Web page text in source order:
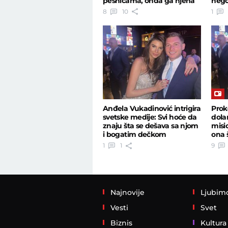
majka dokrajčila!
8 10 1
Anđela Vukadinović intrigira
svetske medije: Svi hoće da
znaju šta se dešava sa njom
i bogatim dečkom
kockarom
1 1
ona
9
Najnovije
Vesti
Biznis
Svet
Kultura